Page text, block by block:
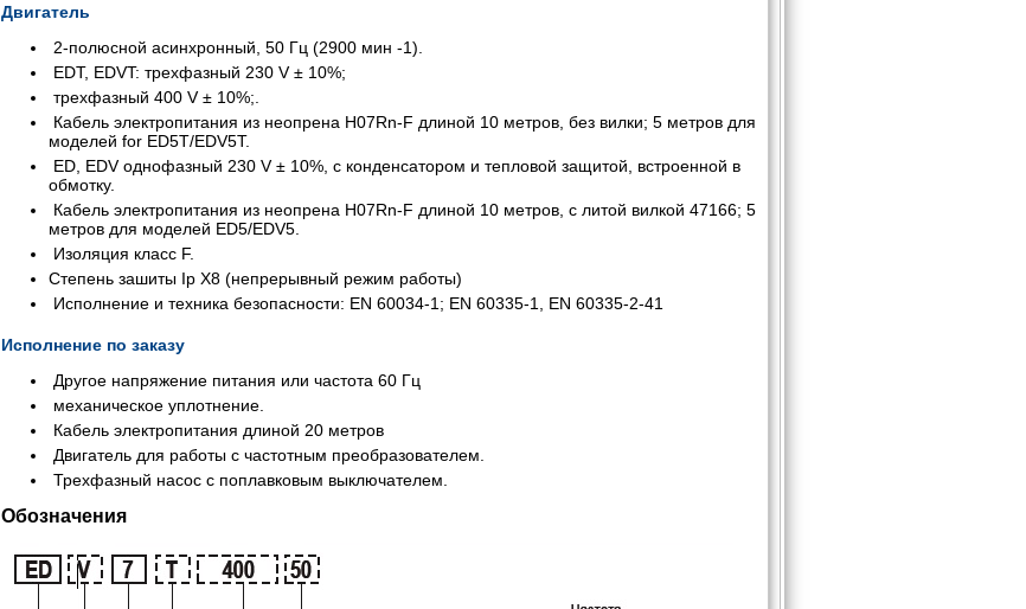
Двигатель
2-полюсной асинхронный, 50 Гц (2900 мин -1).
EDT, EDVT: трехфазный 230 V ± 10%;
трехфазный 400 V ± 10%;.
Кабель электропитания из неопрена H07Rn-F длиной 10 метров, без вилки; 5 метров для
моделей for ED5T/EDV5T.
ED, EDV однофазный 230 V ± 10%, с конденсатором и тепловой защитой, встроенной в
обмотку.
Кабель электропитания из неопрена H07Rn-F длиной 10 метров, с литой вилкой 47166; 5
метров для моделей ED5/EDV5.
Изоляция класс F.
Степень зашиты Ip X8 (непрерывный режим работы)
Исполнение и техника безопасности: EN 60034-1; EN 60335-1, EN 60335-2-41
Исполнение по заказу
Другое напряжение питания или частота 60 Гц
механическое уплотнение.
Кабель электропитания длиной 20 метров
Двигатель для работы с частотным преобразователем.
Трехфазный насос с поплавковым выключателем.
Обозначения